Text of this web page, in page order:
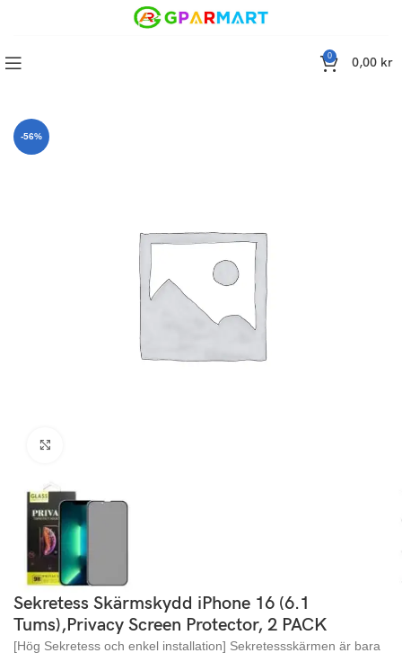
0 0,00 kr
-56%
Sekretess Skärmskydd iPhone 16 (6.1
Tums),Privacy Screen Protector, 2 PACK
[Hög Sekretess och enkel installation] Sekretessskärmen är bara